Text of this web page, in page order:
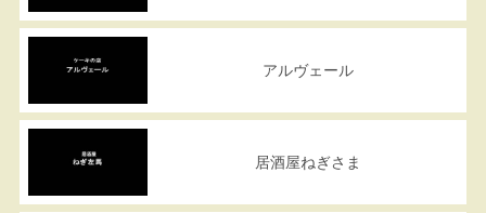
アルヴェール
居酒屋ねぎさま